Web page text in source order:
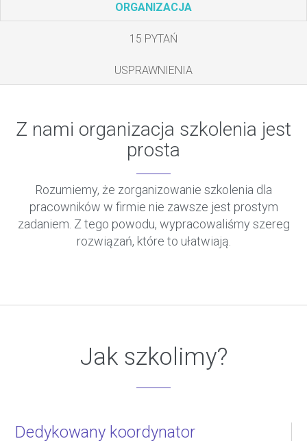
ORGANIZACJA
15 PYTAŃ
USPRAWNIENIA
Z nami organizacja szkolenia jest
prosta
Rozumiemy, że zorganizowanie szkolenia dla
pracowników w firmie nie zawsze jest prostym
zadaniem. Z tego powodu, wypracowaliśmy szereg
rozwiązań, które to ułatwiają.
Jak szkolimy?
Dedykowany koordynator